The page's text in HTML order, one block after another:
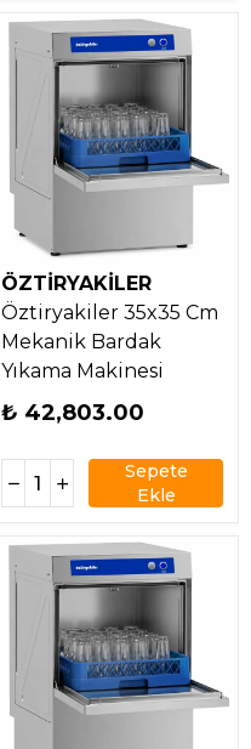
ÖZTİRYAKİLER
Öztiryakiler 35x35 Cm
Mekanik Bardak
Yıkama Makinesi
₺ 42,803.00
Sepete
Ekle